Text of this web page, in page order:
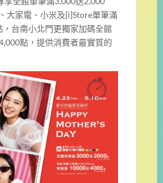
大家電、小米及[i]Store單筆滿
，台南小北門更獨家加碼全館
點，提供消費者最實質的